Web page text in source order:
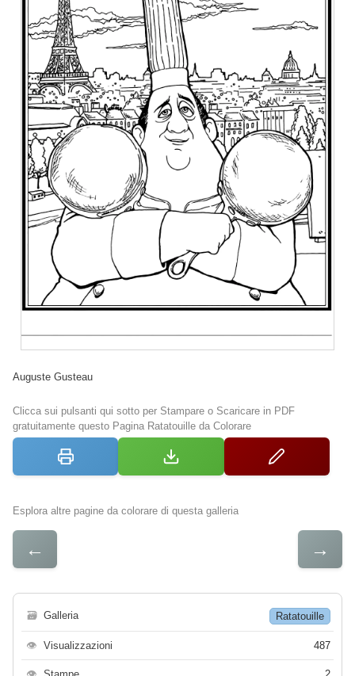
Auguste Gusteau
Clicca sui pulsanti qui sotto per Stampare o Scaricare in PDF
gratuitamente questo Pagina Ratatouille da Colorare
Esplora altre pagine da colorare di questa galleria
← →
🗃 Galleria Ratatouille
👁 Visualizzazioni 487